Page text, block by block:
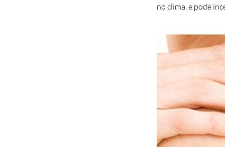
no clima, e pode